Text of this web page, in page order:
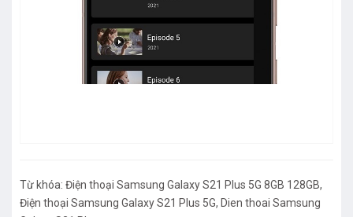
Từ khóa: Điện thoại Samsung Galaxy S21 Plus 5G 8GB 128GB,
Điện thoại Samsung Galaxy S21 Plus 5G, Dien thoai Samsung